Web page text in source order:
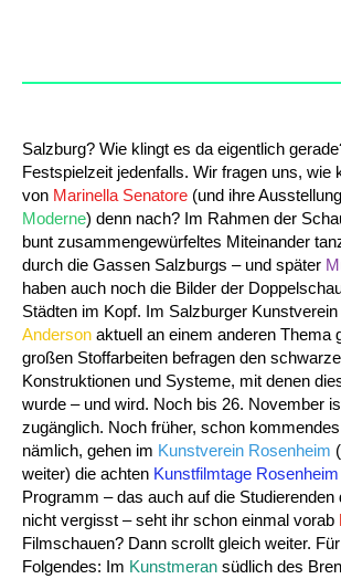
Salzburg? Wie klingt es da eigentlich
Festspielzeit jedenfalls. Wir fragen uns, wie
von Marinella Senatore (und ihre
Moderne) denn nach? Im Rahmen der
bunt zusammengewürfeltes Miteinander
durch die Gassen Salzburgs – und später
haben auch noch die Bilder der
Städten im Kopf. Im Salzburger
Anderson aktuell an einem anderen Thema
großen Stoffarbeiten befragen den
Konstruktionen und Systeme, mit denen
wurde – und wird. Noch bis 26. November
zugänglich. Noch früher, schon
nämlich, gehen im Kunstverein Rosenheim
weiter) die achten Kunstfilmtage Rosenheim
Programm – das auch auf die Studierenden
nicht vergisst – seht ihr schon einmal vorab
Filmschauen? Dann scrollt gleich weiter.
Folgendes: Im Kunstmeran südlich des